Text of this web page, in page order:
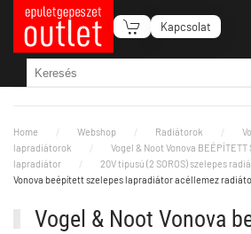
Fő tartalom átugrása
Kapcsolat
Home Webshop Radiátorok
lapradiátorok
Vogel & Noot Vonova
lapradiátor
20V tipusú (2 SOROS) szelepes
Vonova beépített szelepes lapradiátor acéllemez
Vogel & Noot Vonova